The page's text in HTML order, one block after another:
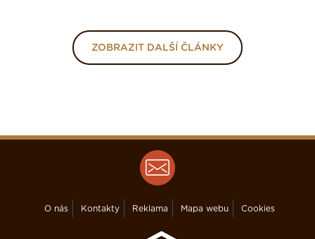
ZOBRAZIT DALŠÍ ČLÁNKY
O nás Kontakty Reklama Mapa webu Cookies